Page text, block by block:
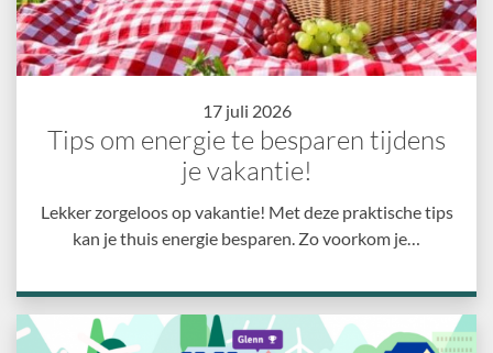
17 juli 2026
Tips om energie te besparen tijdens
je vakantie!
Lekker zorgeloos op vakantie! Met deze praktische tips
kan je thuis energie besparen. Zo voorkom je…